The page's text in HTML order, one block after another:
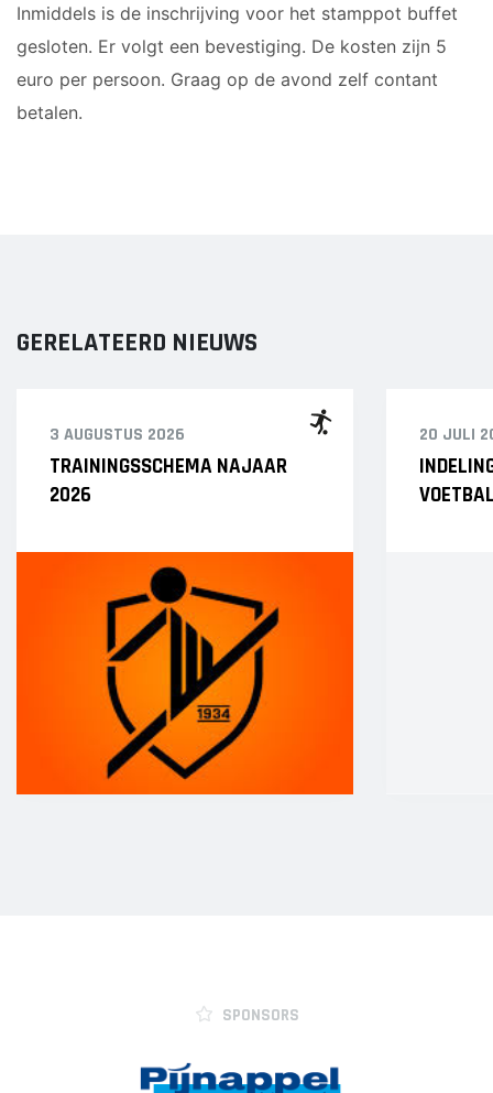
6-jarigen
ZAAL
Inmiddels is de inschrijving voor het stamppot buffet
gesloten. Er volgt een bevestiging. De kosten zijn 5
euro per persoon. Graag op de avond zelf contant
betalen.
GERELATEERD NIEUWS
3 AUGUSTUS 2026
TRAININGSSCHEMA NAJAAR
2026
20 JULI
SPONSORS